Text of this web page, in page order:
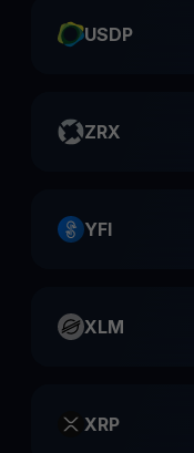
USDP
ZRX
YFI
XLM
XRP